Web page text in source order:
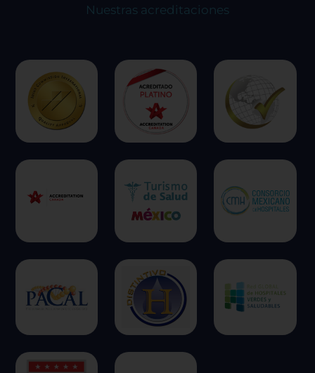
Nuestras acreditaciones